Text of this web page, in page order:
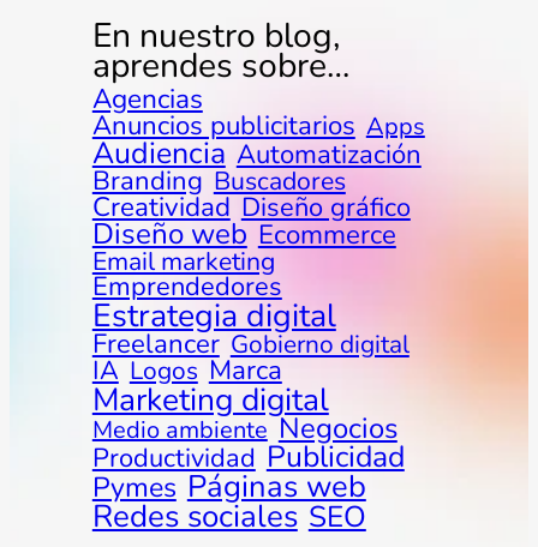
En nuestro blog,
aprendes sobre…
Agencias
Anuncios publicitarios Apps
Audiencia Automatización
Branding Buscadores
Creatividad Diseño gráfico
Diseño web Ecommerce
Email marketing
Emprendedores
Estrategia digital
Freelancer Gobierno digital
IA Logos Marca
Marketing digital
Medio ambiente Negocios
Productividad Publicidad
Pymes Páginas web
Redes sociales SEO